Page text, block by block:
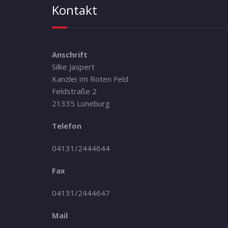
Kontakt
Anschrift
Silke Jaspert
Kanzlei Im Roten Feld
Feldstraße 2
21335 Lüneburg
Telefon
04131/2444644
Fax
04131/2444647
Mail